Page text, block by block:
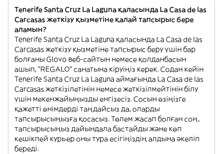
Tenerife Santa Cruz La Laguna қаласында La Casa de las
Carcasas жеткізу қызметіне қалай тапсырыс бере
аламын?
Tenerife Santa Cruz La Laguna қаласында La Casa de las
Carcasas жеткізу қызметіне тапсырыс беру үшін бар
болғаны Glovo веб-сайтын немесе қолданбасын
ашып, "REGALO" санатына кіруіңіз керек. Содан кейін
Tenerife Santa Cruz La Laguna аймағында La Casa de las
Carcasas жеткізілетінін немесе жеткізілмейтінін білу
үшін мекенжайыңызды енгізесіз. Сосын өзіңізге
қажетті өнімдерді таңдайсыз да, оларды
тапсырысыңызға қосасыз. Төлем жасап болған соң,
тапсырысыңыз дайындала бастайды және көп
кешікпей курьер оны тура есігіңіздің алдына әкеліп
береді.